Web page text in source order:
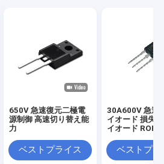
650V 急速復元二極電
源制御 高速切り替え能
力
ベストプライス
30A600V 急速
イオード 損失
イオード
ベストプラ